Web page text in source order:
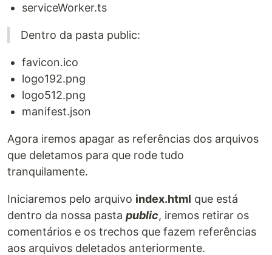
serviceWorker.ts
Dentro da pasta public:
favicon.ico
logo192.png
logo512.png
manifest.json
Agora iremos apagar as referências dos arquivos
que deletamos para que rode tudo
tranquilamente.
Iniciaremos pelo arquivo index.html que está
dentro da nossa pasta public, iremos retirar os
comentários e os trechos que fazem referências
aos arquivos deletados anteriormente.